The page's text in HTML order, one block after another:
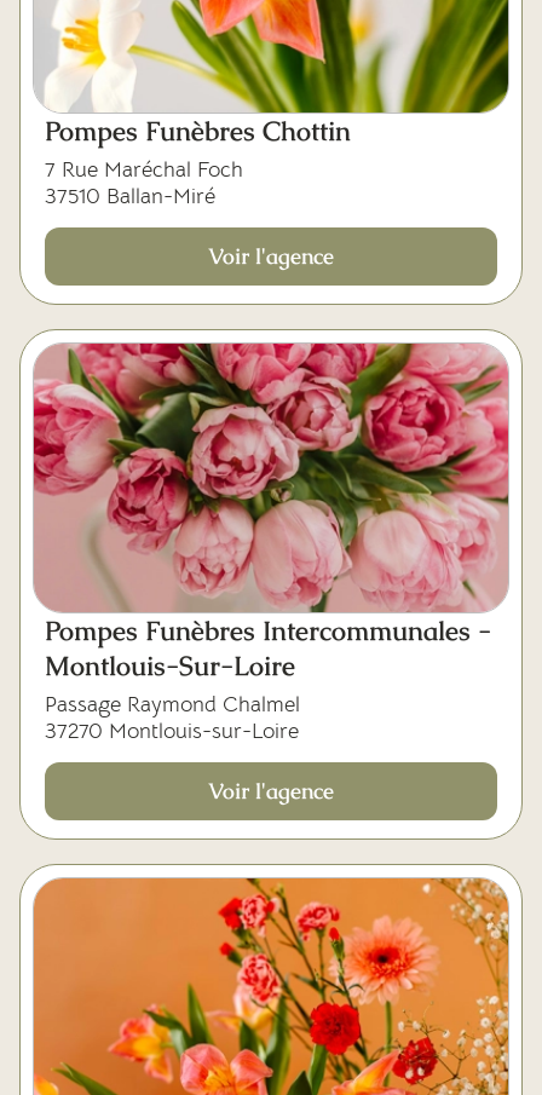
Pompes Funèbres Chottin
7 Rue Maréchal Foch
37510 Ballan-Miré
Voir l'agence
Pompes Funèbres Intercommunales -
Montlouis-Sur-Loire
Passage Raymond Chalmel
37270 Montlouis-sur-Loire
Voir l'agence